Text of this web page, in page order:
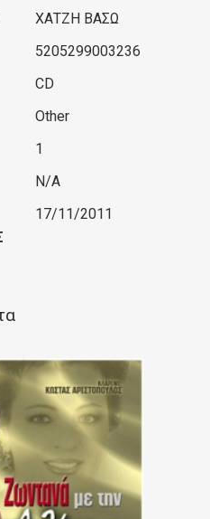
ΧΑΤΖΗ ΒΑΣΩ
5205299003236
CD
Other
1
N/A
17/11/2011